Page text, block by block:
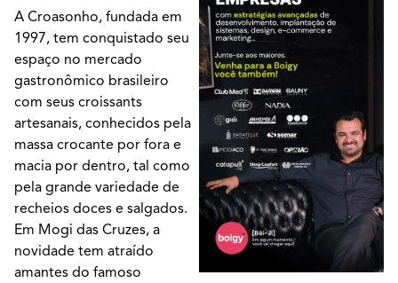
A Croasonho, fundada em
1997, tem conquistado seu
espaço no mercado
gastronômico brasileiro
com seus croissants
artesanais, conhecidos pela
massa crocante por fora e
macia por dentro, tal como
pela grande variedade de
recheios doces e salgados.
Em Mogi das Cruzes, a
novidade tem atraído
amantes do famoso